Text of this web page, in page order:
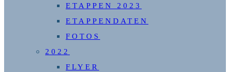
ETAPPEN 2023
ETAPPENDATEN
FOTOS
2022
FLYER